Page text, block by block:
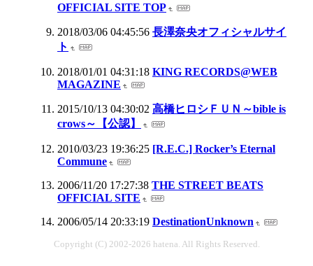
OFFICIAL SITE TOP
2018/03/06 04:45:56 長澤奈央オフィシャルサイ
ト
2018/01/01 04:31:18 KING RECORDS@WEB
MAGAZINE
2015/10/13 04:30:02 高橋ヒロシＦＵＮ～bible is
crows～【公認】
2010/03/23 19:36:25 [R.E.C.] Rocker’s Eternal
Commune
2006/11/20 17:27:38 THE STREET BEATS
OFFICIAL SITE
2006/05/14 20:33:19 DestinationUnknown
Copyright (C) 2002-2026 hatena. All Rights Reserved.